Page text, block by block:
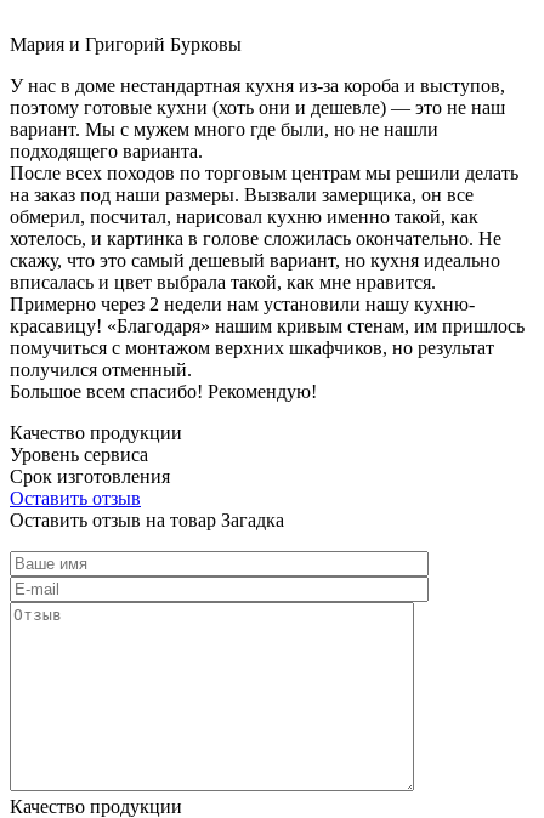
Мария и Григорий Бурковы
У нас в доме нестандартная кухня из-за короба и выступов,
поэтому готовые кухни (хоть они и дешевле) — это не наш
вариант. Мы с мужем много где были, но не нашли
подходящего варианта.
После всех походов по торговым центрам мы решили делать
на заказ под наши размеры. Вызвали замерщика, он все
обмерил, посчитал, нарисовал кухню именно такой, как
хотелось, и картинка в голове сложилась окончательно. Не
скажу, что это самый дешевый вариант, но кухня идеально
вписалась и цвет выбрала такой, как мне нравится.
Примерно через 2 недели нам установили нашу кухню-
красавицу! «Благодаря» нашим кривым стенам, им пришлось
помучиться с монтажом верхних шкафчиков, но результат
получился отменный.
Большое всем спасибо! Рекомендую!
Качество продукции
Уровень сервиса
Срок изготовления
Оставить отзыв
Оставить отзыв на товар Загадка
Качество продукции